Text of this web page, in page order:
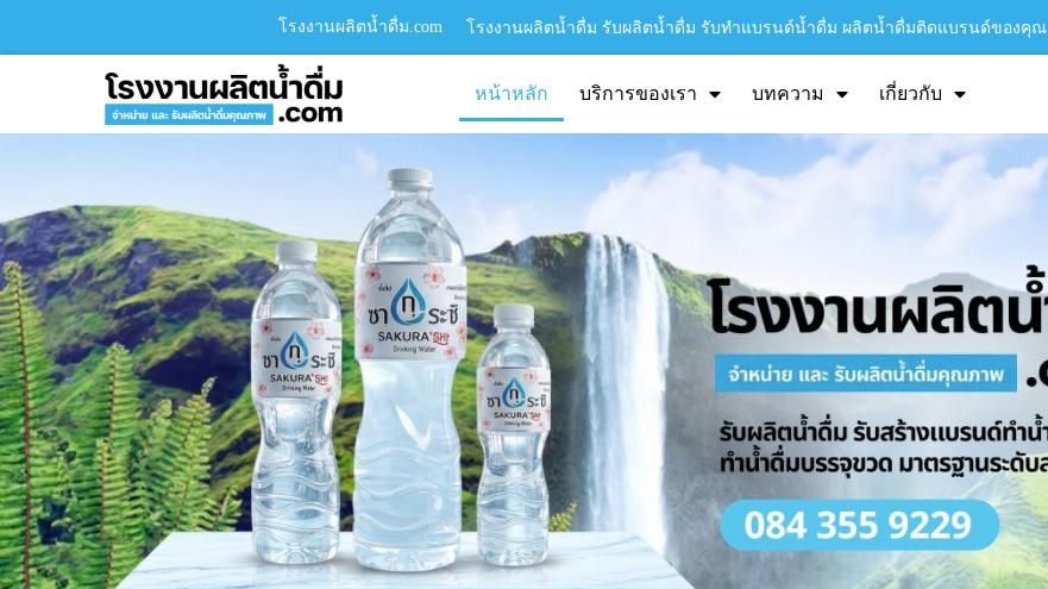
โรงงานผลิตน้ำดื่ม.com โรงงานผลิตน้ำดื่ม รับผลิตน้ำดื่ม รับทำแบรนด์น้ำดื่ม ผลิตน้ำดื่มติดแบรนด์ของคุณ
หน้าหลัก บริการของเรา บทความ เกี่ยวกับ